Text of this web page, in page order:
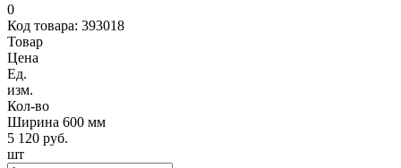
0
Код товара: 393018
Товар
Цена
Ед.
изм.
Кол-во
Ширина 600 мм
5 120 руб.
шт